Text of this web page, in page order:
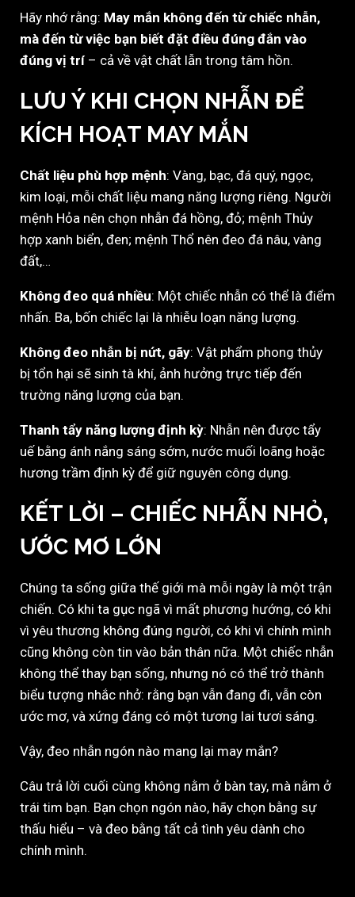
Hãy nhớ rằng: May mắn không đến từ chiếc nhẫn,
mà đến từ việc bạn biết đặt điều đúng đắn vào
đúng vị trí – cả về vật chất lẫn trong tâm hồn.
LƯU Ý KHI CHỌN NHẪN ĐỂ
KÍCH HOẠT MAY MẮN
Chất liệu phù hợp mệnh: Vàng, bạc, đá quý, ngọc,
kim loại, mỗi chất liệu mang năng lượng riêng. Người
mệnh Hỏa nên chọn nhẫn đá hồng, đỏ; mệnh Thủy
hợp xanh biển, đen; mệnh Thổ nên đeo đá nâu, vàng
đất,…
Không đeo quá nhiều: Một chiếc nhẫn có thể là điểm
nhấn. Ba, bốn chiếc lại là nhiễu loạn năng lượng.
Không đeo nhẫn bị nứt, gãy: Vật phẩm phong thủy
bị tổn hại sẽ sinh tà khí, ảnh hưởng trực tiếp đến
trường năng lượng của bạn.
Thanh tẩy năng lượng định kỳ: Nhẫn nên được tẩy
uế bằng ánh nắng sáng sớm, nước muối loãng hoặc
hương trầm định kỳ để giữ nguyên công dụng.
KẾT LỜI – CHIẾC NHẪN NHỎ,
ƯỚC MƠ LỚN
Chúng ta sống giữa thế giới mà mỗi ngày là một trận
chiến. Có khi ta gục ngã vì mất phương hướng, có khi
vì yêu thương không đúng người, có khi vì chính mình
cũng không còn tin vào bản thân nữa. Một chiếc nhẫn
không thể thay bạn sống, nhưng nó có thể trở thành
biểu tượng nhắc nhở: rằng bạn vẫn đang đi, vẫn còn
ước mơ, và xứng đáng có một tương lai tươi sáng.
Vậy, đeo nhẫn ngón nào mang lại may mắn?
Câu trả lời cuối cùng không nằm ở bàn tay, mà nằm ở
trái tim bạn. Bạn chọn ngón nào, hãy chọn bằng sự
thấu hiểu – và đeo bằng tất cả tình yêu dành cho
chính mình.